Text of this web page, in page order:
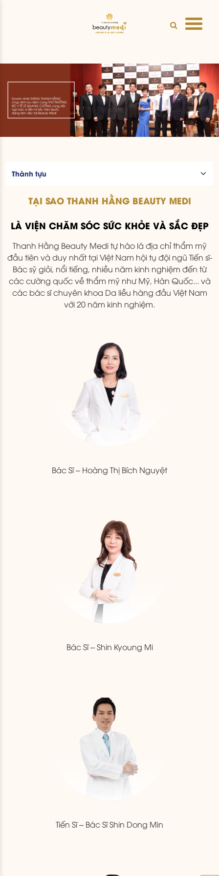
TẠI SAO THANH HẰNG BEAUTY MEDI
LÀ VIỆN CHĂM SÓC SỨC KHỎE VÀ SẮC ĐẸP
Thanh Hằng Beauty Medi tự hào là địa chỉ thẩm mỹ
đầu tiên và duy nhất tại Việt Nam hội tụ đội ngũ Tiến sĩ-
Bác sỹ giỏi, nổi tiếng, nhiều năm kinh nghiệm đến từ
các cường quốc về thẩm mỹ như Mỹ, Hàn Quốc... và
các bác sĩ chuyên khoa Da liễu hàng đầu Việt Nam
với 20 năm kinh nghiệm.
Bác Sĩ – Hoàng Thị Bích Nguyệt
Bác Sĩ – Shin Kyoung Mi
Tiến Sĩ – Bác Sĩ Shin Dong Min